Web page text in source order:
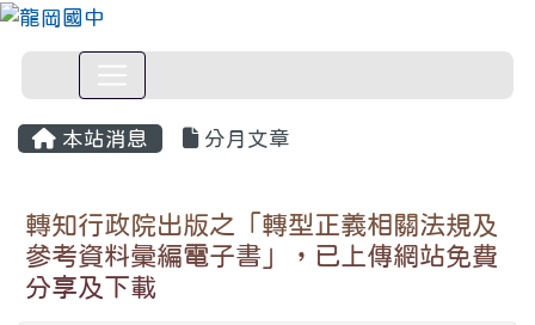
本站消息 分月文章
轉知行政院出版之「轉型正義相關法規及
參考資料彙編電子書」，已上傳網站免費
分享及下載